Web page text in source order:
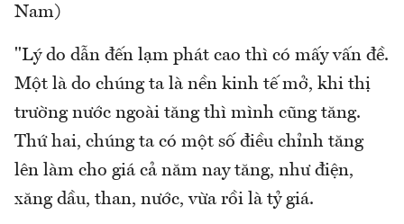
Nam)
"Lý do dẫn đến lạm phát cao thì có mấy vấn đề.
Một là do chúng ta là nền kinh tế mở, khi thị
trường nước ngoài tăng thì mình cũng tăng.
Thứ hai, chúng ta có một số điều chỉnh tăng
lên làm cho giá cả năm nay tăng, như điện,
xăng dầu, than, nước, vừa rồi là tỷ giá.